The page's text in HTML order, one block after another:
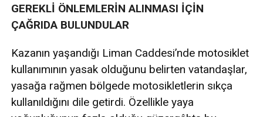
GEREKLİ ÖNLEMLERİN ALINMASI İÇİN
ÇAĞRIDA BULUNDULAR
Kazanın yaşandığı Liman Caddesi’nde motosiklet
kullanımının yasak olduğunu belirten vatandaşlar,
yasağa rağmen bölgede motosikletlerin sıkça
kullanıldığını dile getirdi. Özellikle yaya